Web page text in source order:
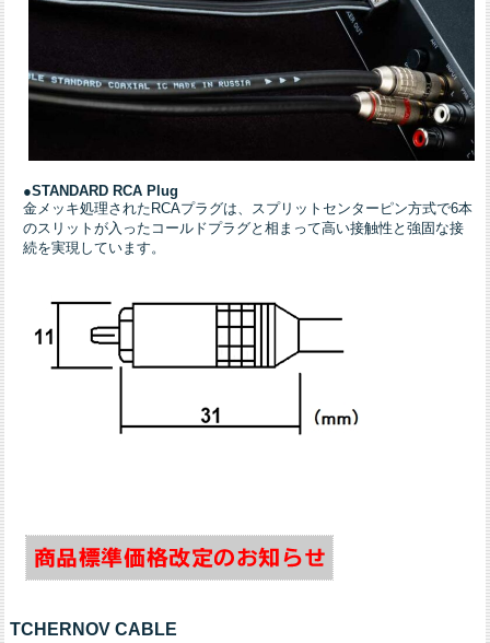
●STANDARD RCA Plug
金メッキ処理されたRCAプラグは、スプリットセンターピン方式で6本
のスリットが入ったコールドプラグと相まって高い接触性と強固な接
続を実現しています。
TCHERNOV CABLE